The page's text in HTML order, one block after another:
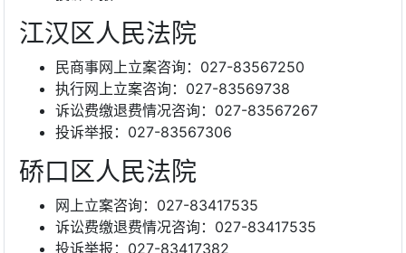
江汉区人民法院
民商事网上立案咨询：027-83567250
执行网上立案咨询：027-83569738
诉讼费缴退费情况咨询：027-83567267
投诉举报：027-83567306
硚口区人民法院
网上立案咨询：027-83417535
诉讼费缴退费情况咨询：027-83417535
投诉举报：027-83417382